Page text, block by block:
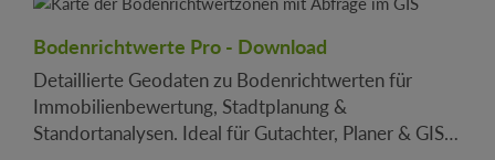
Bodenrichtwerte Pro - Download
Detaillierte Geodaten zu Bodenrichtwerten für
Immobilienbewertung, Stadtplanung &
Standortanalysen. Ideal für Gutachter, Planer & GIS-